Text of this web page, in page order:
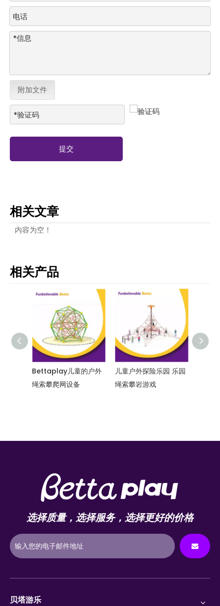
附加文件
提交
相关文章
内容为空！
相关产品
儿童户外探险乐园 乐园
绳索攀岩游戏
儿童户外探险乐园 乐园
绳索攀岩游戏设备
选择质量，选择服务，选择更好的价格
贝塔游乐